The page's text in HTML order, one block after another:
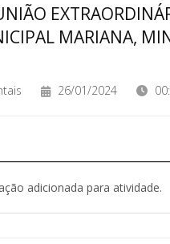
MARIANA,
26/01/2024
adicionada para atividade.